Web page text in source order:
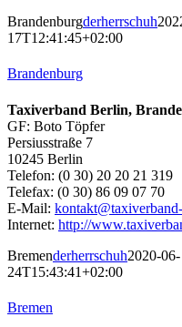
Brandenburgderherrschuh
17T12:41:45+02:00
Brandenburg
Taxiverband Berlin,
GF: Boto Töpfer
Persiusstraße 7
10245 Berlin
Telefon: (0 30) 20 20 21 319
Telefax: (0 30) 86 09 07 70
E-Mail:
Internet: http://
Bremenderherrschuh2020-06-
24T15:43:41+02:00
Bremen